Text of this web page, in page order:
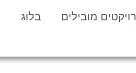
מובילים
בלוג